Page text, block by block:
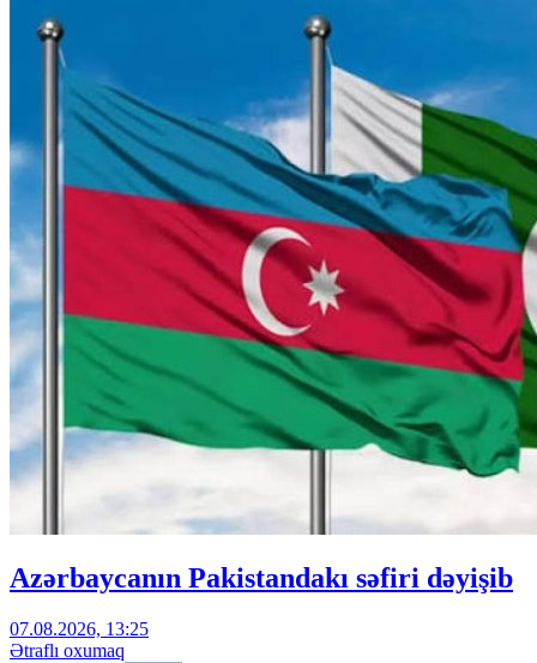
Azərbaycanın Pakistandakı səfiri dəyişib
07.08.2026, 13:25
Ətraflı oxumaq